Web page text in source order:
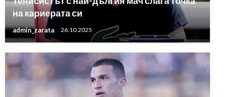
на кариерата си
admin_zarata 26.10.2025